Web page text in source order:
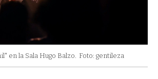
en la Sala Hugo Balzo. Foto: gentileza